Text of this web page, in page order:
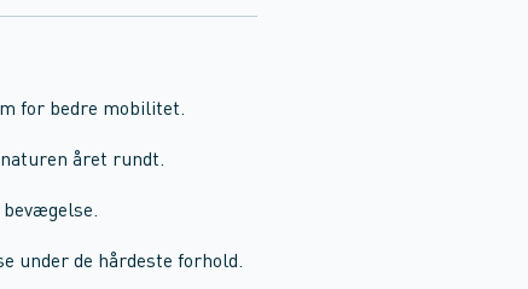
for bedre mobilitet.
året rundt.
under de hårdeste forhold.